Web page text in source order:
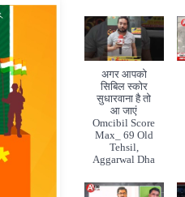
अगर आपको
सिबिल स्कोर
सुधारवाना है तो
आ जाएं
Omcibil Score
Max_ 69 Old
Tehsil,
Aggarwal Dha